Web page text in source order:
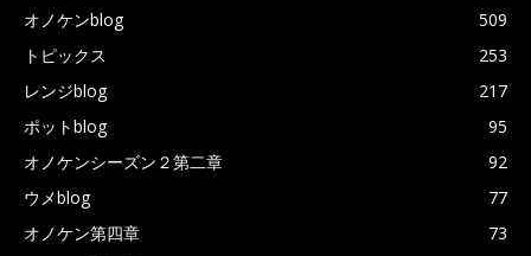
オノケンblog
509
トピックス
253
レンジblog
217
ポットblog
95
オノケンシーズン２第二章
92
ウメblog
77
オノケン第四章
73